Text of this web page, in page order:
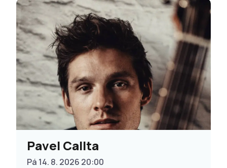
Pavel Callta
Pá 14. 8. 2026 20:00